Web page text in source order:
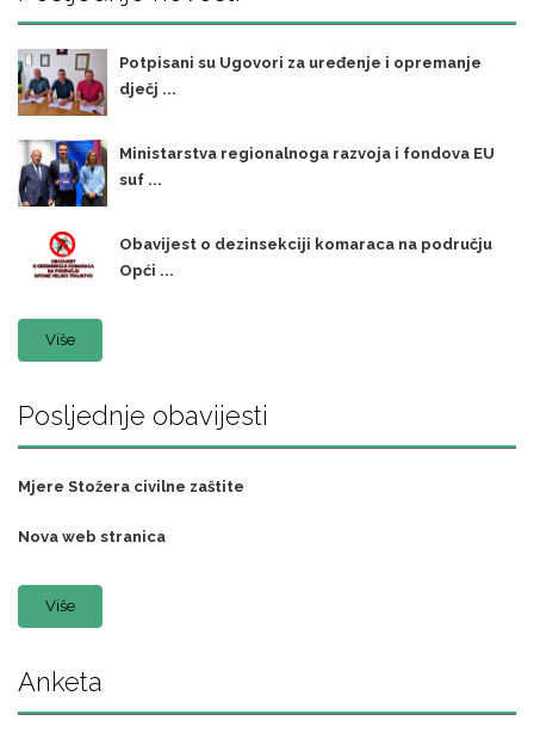
Potpisani su Ugovori za uređenje i opremanje
dječj ...
Ministarstva regionalnoga razvoja i fondova EU
suf ...
Obavijest o dezinsekciji komaraca na području
Opći ...
Više
Posljednje obavijesti
Mjere Stožera civilne zaštite
Nova web stranica
Više
Anketa